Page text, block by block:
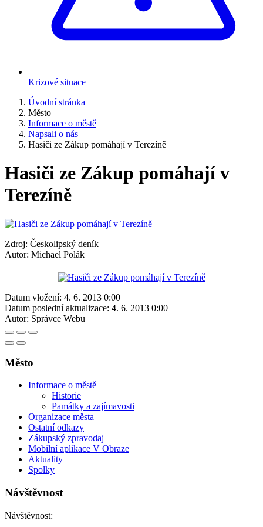
Krizové situace
Úvodní stránka
Město
Informace o městě
Napsali o nás
Hasiči ze Zákup pomáhají v Terezíně
Hasiči ze Zákup pomáhají v
Terezíně
Zdroj: Českolipský deník
Autor: Michael Polák
Datum vložení: 4. 6. 2013 0:00
Datum poslední aktualizace: 4. 6. 2013 0:00
Autor: Správce Webu
Město
Informace o městě
Historie
Památky a zajímavosti
Organizace města
Ostatní odkazy
Zákupský zpravodaj
Mobilní aplikace V Obraze
Aktuality
Spolky
Návštěvnost
Návštěvnost: